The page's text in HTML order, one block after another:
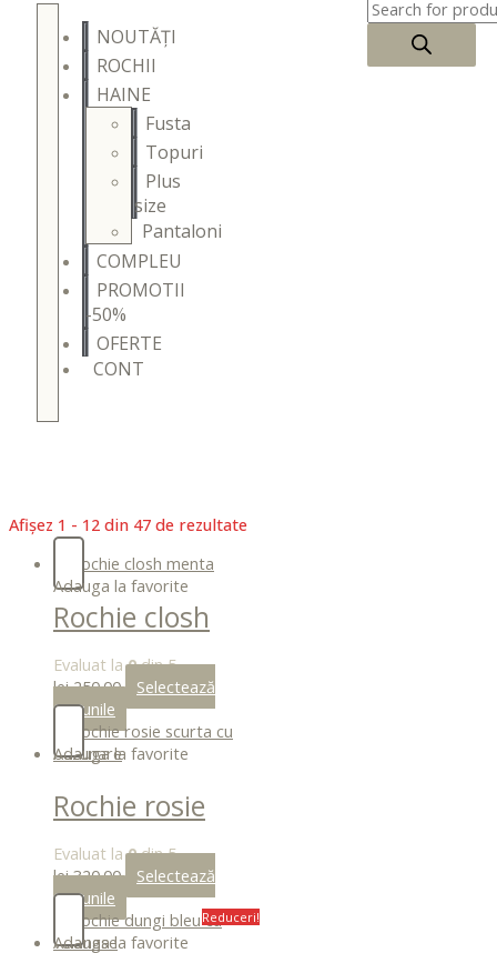
NOUTĂȚI
ROCHII
HAINE
Fusta
Topuri
Plus
size
Pantaloni
COMPLEU
PROMOTII
-50%
OFERTE
CONT
sex
Afișez 1 - 12 din 47 de rezultate
Adauga la favorite
Rochie closh
menta
Evaluat la0din 5
lei250.00
Selectează
opțiunile
Adauga la favorite
Rochie rosie
scurta cu
buzunare
Evaluat la0din 5
lei320.00
Selectează
opțiunile
Adauga la favorite
Reduceri!